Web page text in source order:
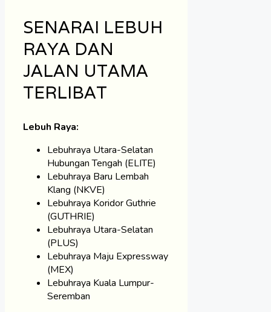
SENARAI LEBUH
RAYA DAN
JALAN UTAMA
TERLIBAT
Lebuh Raya:
Lebuhraya Utara-Selatan
Hubungan Tengah (ELITE)
Lebuhraya Baru Lembah
Klang (NKVE)
Lebuhraya Koridor Guthrie
(GUTHRIE)
Lebuhraya Utara-Selatan
(PLUS)
Lebuhraya Maju Expressway
(MEX)
Lebuhraya Kuala Lumpur-
Seremban